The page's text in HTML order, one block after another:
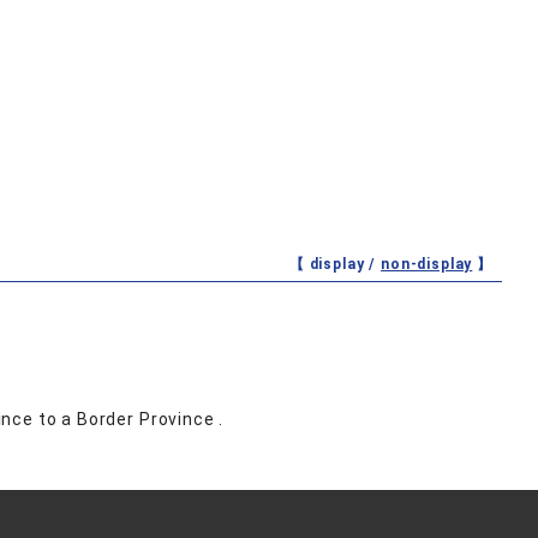
【 display / non-display 】
to a Border Province .